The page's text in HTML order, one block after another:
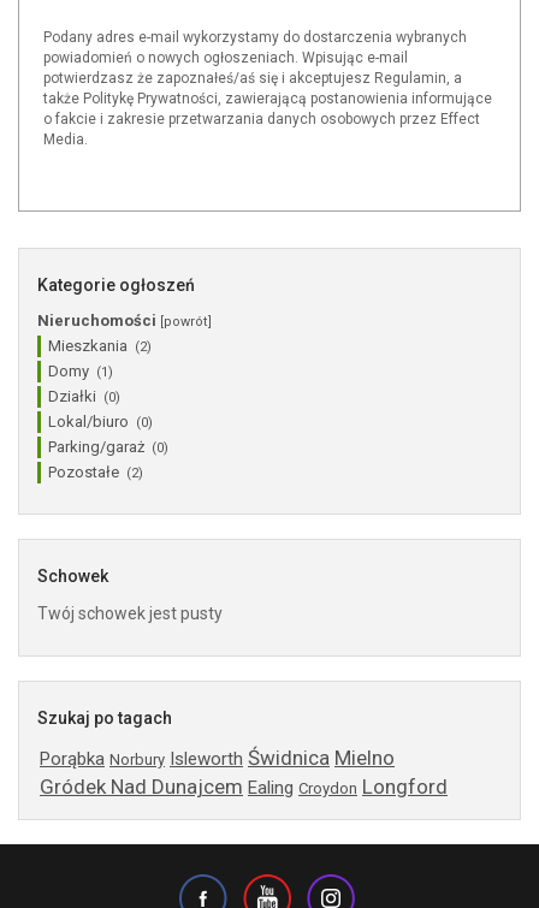
Podany adres e-mail wykorzystamy do dostarczenia wybranych
powiadomień o nowych ogłoszeniach. Wpisując e-mail
potwierdzasz że zapoznałeś/aś się i akceptujesz Regulamin, a
także Politykę Prywatności, zawierającą postanowienia informujące
o fakcie i zakresie przetwarzania danych osobowych przez Effect
Media.
Kategorie ogłoszeń
Nieruchomości [powrót]
Mieszkania (2)
Domy (1)
Działki (0)
Lokal/biuro (0)
Parking/garaż (0)
Pozostałe (2)
Schowek
Twój schowek jest pusty
Szukaj po tagach
Porąbka Norbury Isleworth Świdnica Mielno
Gródek Nad Dunajcem Ealing Croydon Longford